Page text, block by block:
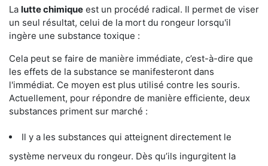
La lutte chimique est un procédé radical. Il permet de viser
un seul résultat, celui de la mort du rongeur lorsqu'il
ingère une substance toxique :
Cela peut se faire de manière immédiate, c’est-à-dire que
les effets de la substance se manifesteront dans
l'immédiat. Ce moyen est plus utilisé contre les souris.
Actuellement, pour répondre de manière efficiente, deux
substances priment sur marché :
Il y a les substances qui atteignent directement le
système nerveux du rongeur. Dès qu’ils ingurgitent la